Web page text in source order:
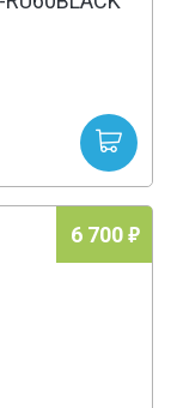
6 700